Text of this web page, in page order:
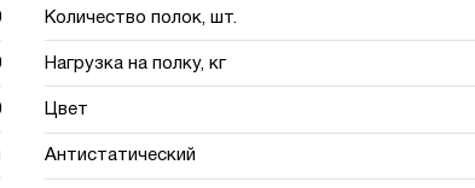
Количество полок, шт.
Нагрузка на полку, кг
Цвет
Антистатический